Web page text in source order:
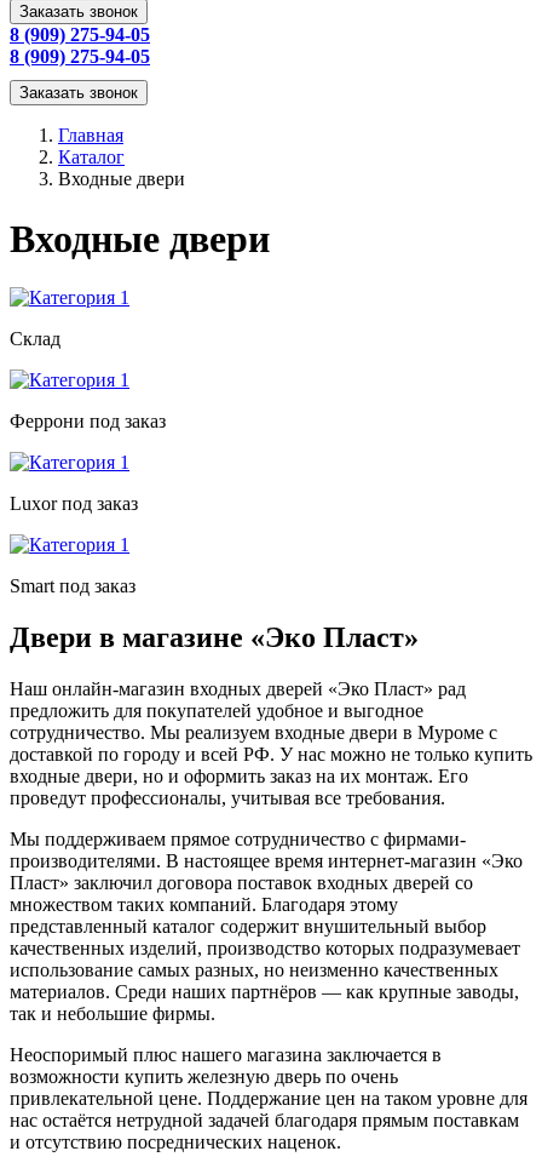
Заказать звонок
8 (909) 275-94-05
8 (909) 275-94-05
Заказать звонок
Главная
Каталог
Входные двери
Входные двери
Склад
Феррони под заказ
Luxor под заказ
Smart под заказ
Двери в магазине «Эко Пласт»
Наш онлайн-магазин входных дверей «Эко Пласт» рад
предложить для покупателей удобное и выгодное
сотрудничество. Мы реализуем входные двери в Муроме с
доставкой по городу и всей РФ. У нас можно не только купить
входные двери, но и оформить заказ на их монтаж. Его
проведут профессионалы, учитывая все требования.
Мы поддерживаем прямое сотрудничество с фирмами-
производителями. В настоящее время интернет-магазин «Эко
Пласт» заключил договора поставок входных дверей со
множеством таких компаний. Благодаря этому
представленный каталог содержит внушительный выбор
качественных изделий, производство которых подразумевает
использование самых разных, но неизменно качественных
материалов. Среди наших партнёров — как крупные заводы,
так и небольшие фирмы.
Неоспоримый плюс нашего магазина заключается в
возможности купить железную дверь по очень
привлекательной цене. Поддержание цен на таком уровне для
нас остаётся нетрудной задачей благодаря прямым поставкам
и отсутствию посреднических наценок.